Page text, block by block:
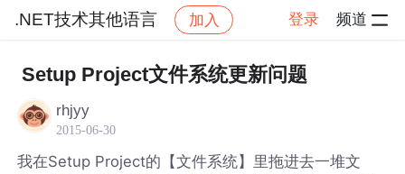
.NET技术其他语言 加入 登录 频道
社区 .NET技术其他语言 帖子详情
Setup Project文件系统更新问题
rhjyy
2015-06-30
我在Setup Project的【文件系统】里拖进去一堆文